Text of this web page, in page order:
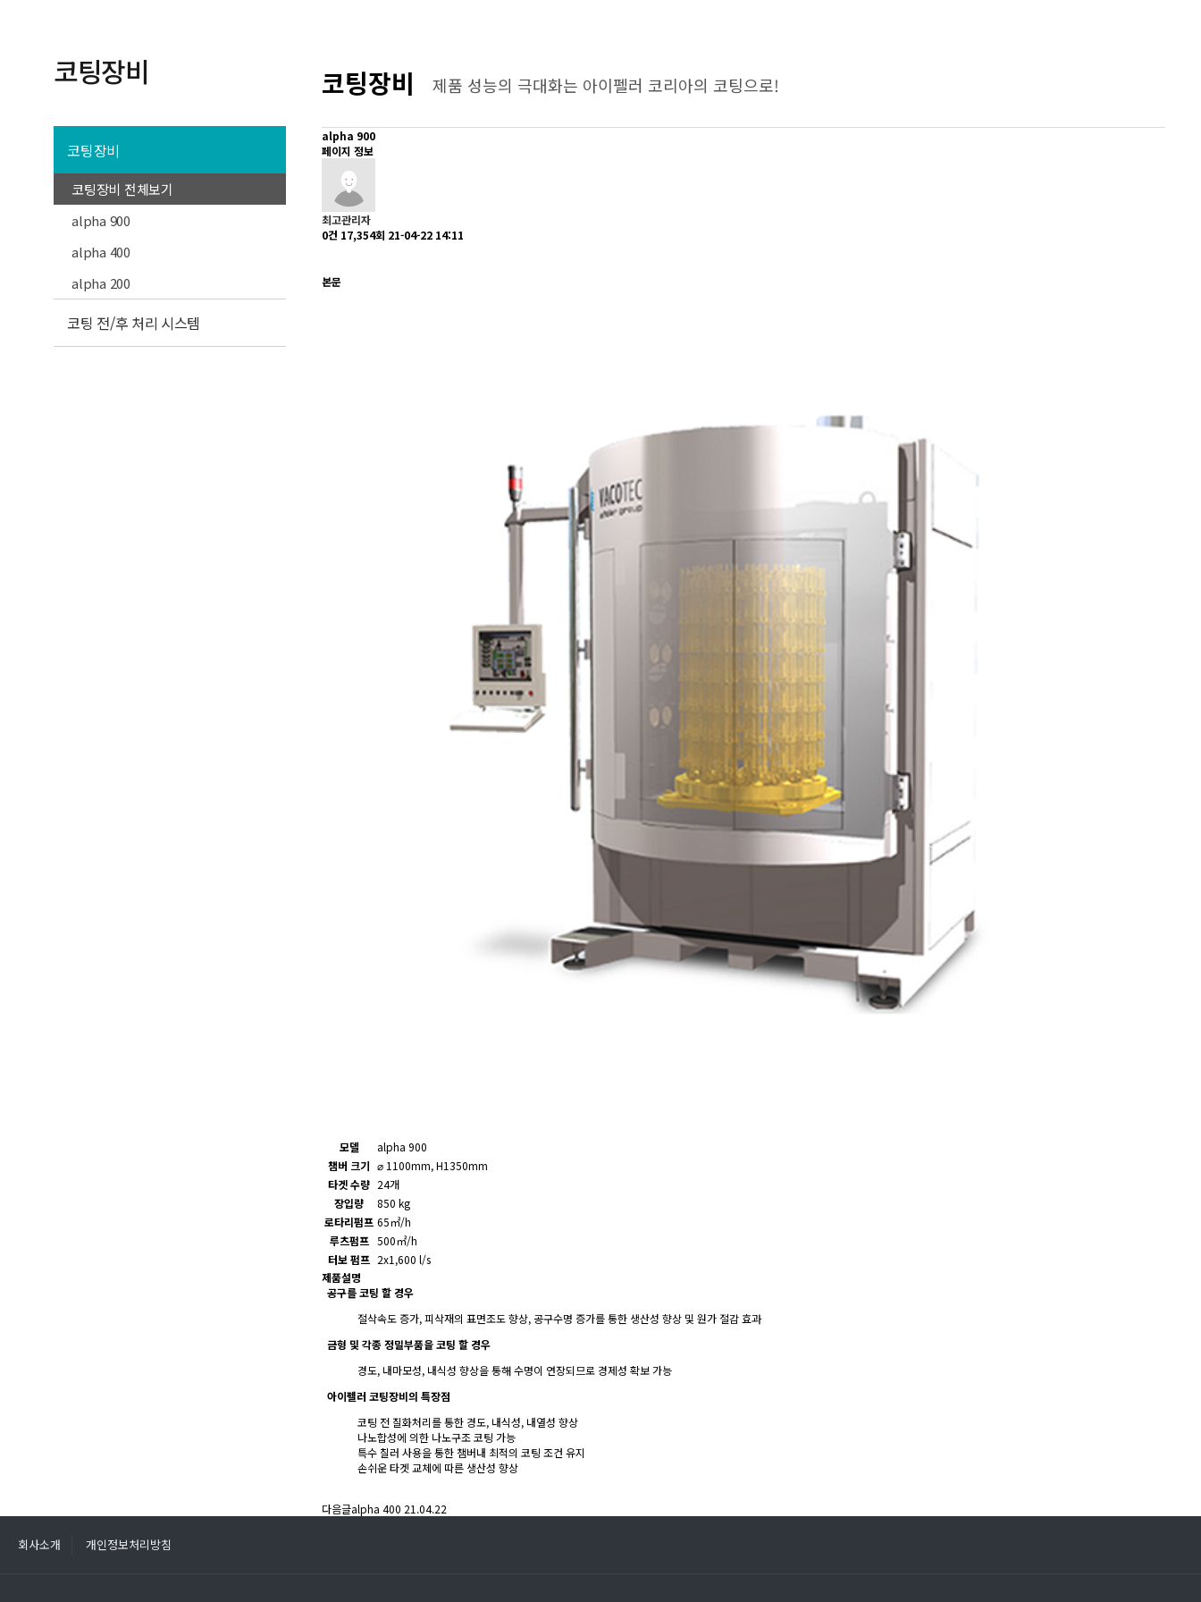
코팅장비
코팅장비
코팅장비 전체보기
alpha 900
alpha 400
alpha 200
코팅 전/후 처리 시스템
코팅장비 제품 성능의 극대화는 아이펠러 코리아의 코팅으로!
alpha 900
페이지 정보
최고관리자
0건 17,354회 21-04-22 14:11
본문
모델
alpha 900
챔버 크기 ⌀ 1100mm, H1350mm
타겟 수량 24개
장입량
850 kg
로타리펌프 65㎡/h
루츠펌프 500㎡/h
터보 펌프 2x1,600 l/s
제품설명
공구를 코팅 할 경우
절삭속도 증가, 피삭재의 표면조도 향상, 공구수명 증가를 통한 생산성 향상 및 원가 절감 효과
금형 및 각종 정밀부품을 코팅 할 경우
경도, 내마모성, 내식성 향상을 통해 수명이 연장되므로 경제성 확보 가능
아이펠러 코팅장비의 특장점
코팅 전 질화처리를 통한 경도, 내식성, 내열성 향상
나노합성에 의한 나노구조 코팅 가능
특수 칠러 사용을 통한 챔버내 최적의 코팅 조건 유지
손쉬운 타겟 교체에 따른 생산성 향상
다음글alpha 400 21.04.22
회사소개 개인정보처리방침